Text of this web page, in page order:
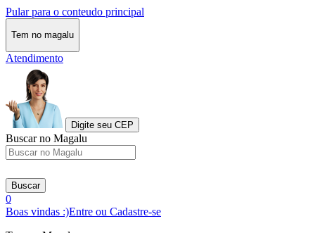
Pular para o conteudo principal
Tem no magalu
Atendimento
Digite seu CEP
Buscar no Magalu
Buscar
0
Boas vindas :)Entre ou Cadastre-se